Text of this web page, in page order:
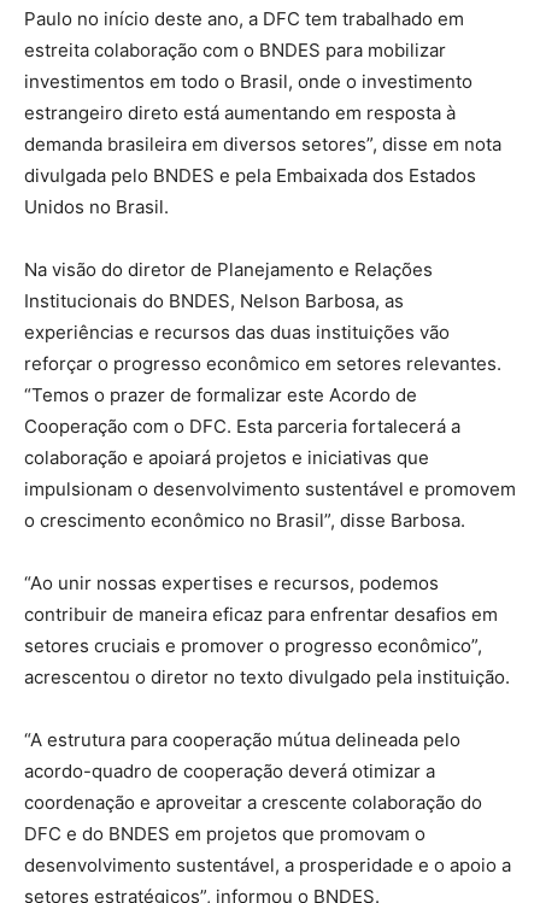
Paulo no início deste ano, a DFC tem trabalhado em
estreita colaboração com o BNDES para mobilizar
investimentos em todo o Brasil, onde o investimento
estrangeiro direto está aumentando em resposta à
demanda brasileira em diversos setores”, disse em nota
divulgada pelo BNDES e pela Embaixada dos Estados
Unidos no Brasil.
Na visão do diretor de Planejamento e Relações
Institucionais do BNDES, Nelson Barbosa, as
experiências e recursos das duas instituições vão
reforçar o progresso econômico em setores relevantes.
“Temos o prazer de formalizar este Acordo de
Cooperação com o DFC. Esta parceria fortalecerá a
colaboração e apoiará projetos e iniciativas que
impulsionam o desenvolvimento sustentável e promovem
o crescimento econômico no Brasil”, disse Barbosa.
“Ao unir nossas expertises e recursos, podemos
contribuir de maneira eficaz para enfrentar desafios em
setores cruciais e promover o progresso econômico”,
acrescentou o diretor no texto divulgado pela instituição.
“A estrutura para cooperação mútua delineada pelo
acordo-quadro de cooperação deverá otimizar a
coordenação e aproveitar a crescente colaboração do
DFC e do BNDES em projetos que promovam o
desenvolvimento sustentável, a prosperidade e o apoio a
setores estratégicos”, informou o BNDES.